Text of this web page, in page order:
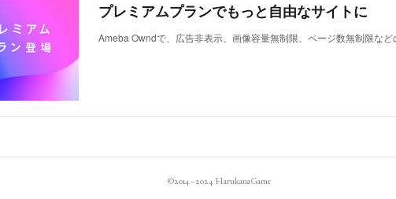
プレミアムプランでもっと自由なサイトに
Ameba Owndで、広告非表示、画像容量無制限、ページ数無制限など
©2014–2024 HarukanaGame